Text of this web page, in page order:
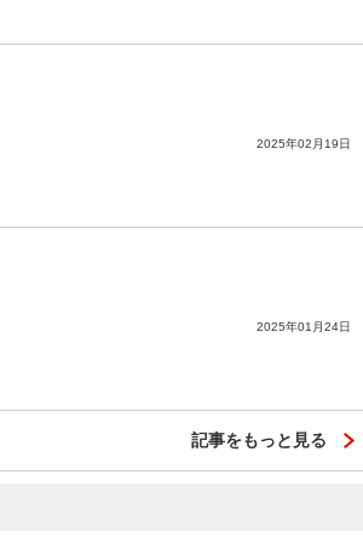
2025年02月19日
2025年01月24日
記事をもっと見る